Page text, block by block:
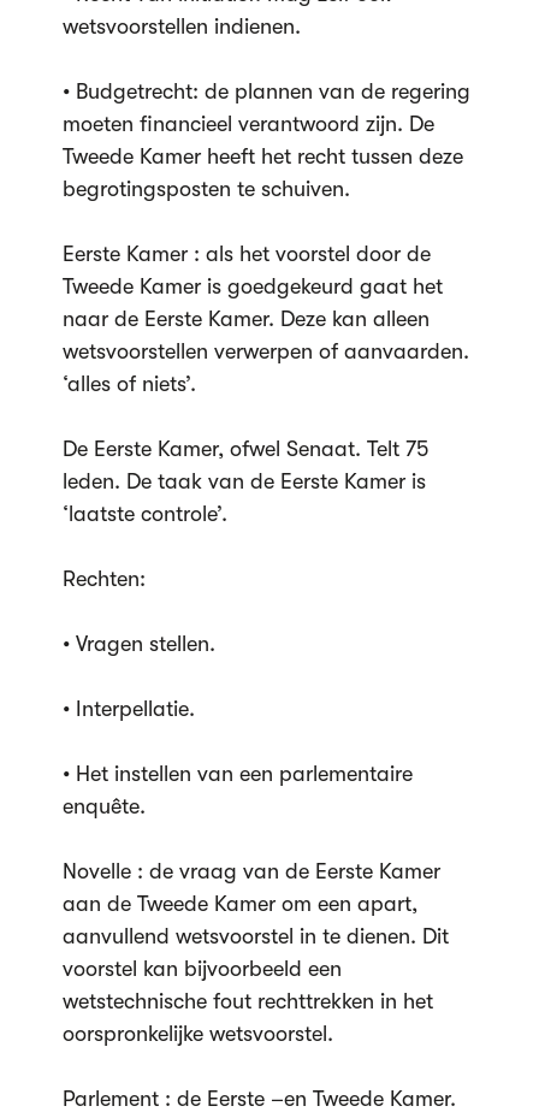
wetsvoorstellen indienen.
• Budgetrecht: de plannen van de regering
moeten financieel verantwoord zijn. De
Tweede Kamer heeft het recht tussen deze
begrotingsposten te schuiven.
Eerste Kamer : als het voorstel door de
Tweede Kamer is goedgekeurd gaat het
naar de Eerste Kamer. Deze kan alleen
wetsvoorstellen verwerpen of aanvaarden.
‘alles of niets’.
De Eerste Kamer, ofwel Senaat. Telt 75
leden. De taak van de Eerste Kamer is
‘laatste controle’.
Rechten:
• Vragen stellen.
• Interpellatie.
• Het instellen van een parlementaire
enquête.
Novelle : de vraag van de Eerste Kamer
aan de Tweede Kamer om een apart,
aanvullend wetsvoorstel in te dienen. Dit
voorstel kan bijvoorbeeld een
wetstechnische fout rechttrekken in het
oorspronkelijke wetsvoorstel.
Parlement : de Eerste –en Tweede Kamer.